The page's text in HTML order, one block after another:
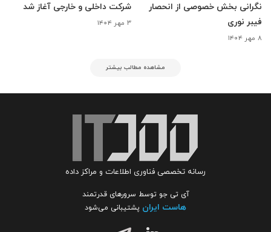
نگرانی بخش خصوصی از انحصار
فیبر نوری
۸ مهر ۱۴۰۴
شرکت داخلی و خارجی آغاز شد
۳ مهر ۱۴۰۴
مشاهده مطالب بیشتر
رسانه تخصصی فناوری اطلاعات و مراکز داده
آی تی جو توسط سرورهای قدرتمند
هاست ایران پشتیبانی می‌شود